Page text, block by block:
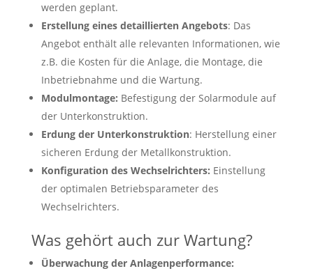
werden geplant.
Erstellung eines detaillierten Angebots: Das
Angebot enthält alle relevanten Informationen, wie
z.B. die Kosten für die Anlage, die Montage, die
Inbetriebnahme und die Wartung.
Modulmontage: Befestigung der Solarmodule auf
der Unterkonstruktion.
Erdung der Unterkonstruktion: Herstellung einer
sicheren Erdung der Metallkonstruktion.
Konfiguration des Wechselrichters: Einstellung
der optimalen Betriebsparameter des
Wechselrichters.
Was gehört auch zur Wartung?
Überwachung der Anlagenperformance: